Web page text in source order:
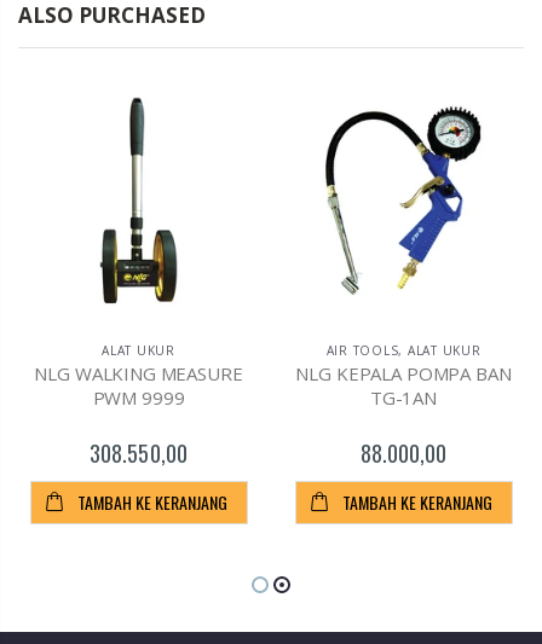
ALSO PURCHASED
ALAT UKUR
NLG WALKING MEASURE
PWM 9999
308.550,00
TAMBAH KE KERANJANG
AIR TOOLS, ALAT UKUR
NLG KEPALA POMPA BAN
TG-1AN
88.000,00
TAMBAH KE KERANJANG